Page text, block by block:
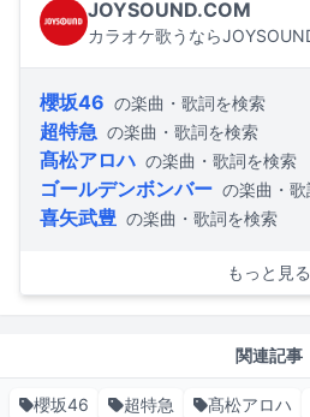
JOYSOUND.COM
カラオケ歌うなら
櫻坂46 の楽曲・歌詞を検索
超特急 の楽曲・歌詞を検索
髙松アロハ の楽曲・歌詞を検索
ゴールデンボンバー の楽曲・
喜矢武豊 の楽曲・歌詞を検索
もっと見る
関連記事
櫻坂46 超特急 髙松アロハ